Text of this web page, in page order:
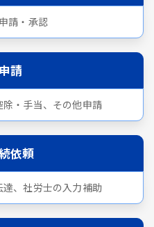
請・承認
請
・手当、その他申請
依頼
、社労士の入力補助